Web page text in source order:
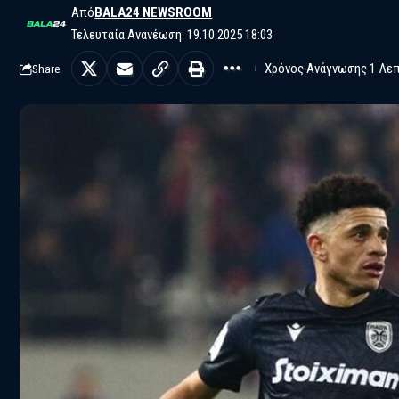
Τελευταία Ανανέωση: 19.10.2025 18:03
ΑπόBALA24 NEWSROOM
Share Χρόνος Ανάγνωσης 1